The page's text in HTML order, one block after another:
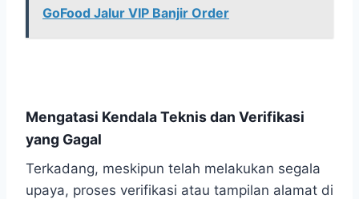
GoFood Jalur VIP Banjir Order
Mengatasi Kendala Teknis dan Verifikasi
yang Gagal
Terkadang, meskipun telah melakukan segala
upaya, proses verifikasi atau tampilan alamat di